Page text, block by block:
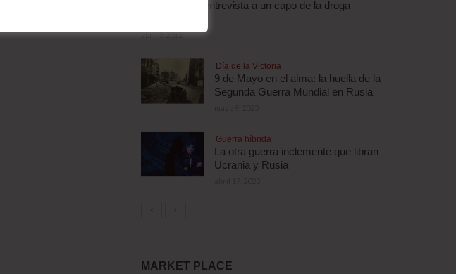
Escalofriante entrevista a un capo de la droga
abril 3, 2012
Día de la Victoria
9 de Mayo en el alma: la huella de la
Segunda Guerra Mundial en Rusia
Guerra híbrida
La otra guerra inclemente que libran
Ucrania y Rusia
MARKET PLACE